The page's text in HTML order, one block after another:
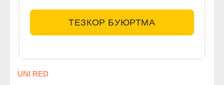
ТЕЗКОР БУЮРТМА
UNI RED